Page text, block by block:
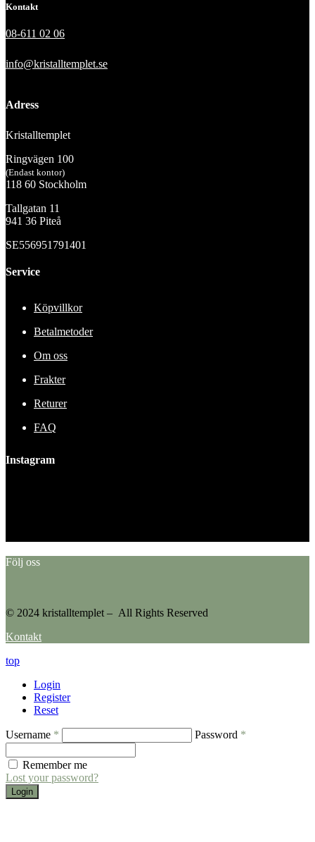
Kontakt
08-611 02 06
info@kristalltemplet.se
Adress
Kristalltemplet
Ringvägen 100
(Endast kontor)
118 60 Stockholm
Tallgatan 11
941 36 Piteå
SE556951791401
Service
Köpvillkor
Betalmetoder
Om oss
Frakter
Returer
FAQ
Instagram
Följ oss
© 2024 kristalltemplet – All Rights Reserved
Kontakt
top
Login
Register
Reset
Username * Password *
Remember me
Lost your password?
Login